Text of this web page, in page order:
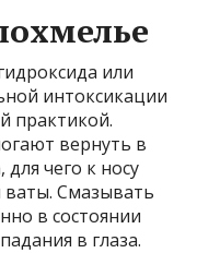
или
интоксикации
практикой.
вернуть в
чего к носу
ваты. Смазывать
в состоянии
в глаза.